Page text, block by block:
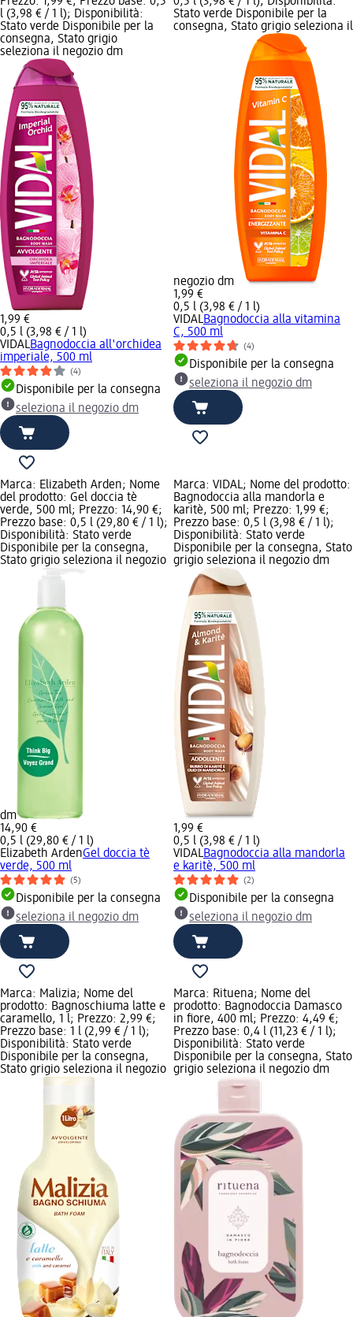
l (3,98 € / 1 l); Disponibilità:
Stato verde Disponibile per la
consegna, Stato grigio
seleziona il negozio dm
1,99 €
0,5 l (3,98 € / 1 l)
VIDALBagnodoccia all'orchidea
imperiale, 500 ml
(4)
Disponibile per la consegna
seleziona il negozio dm
Stato verde Disponibile per la
consegna, Stato grigio seleziona il
negozio dm
1,99 €
0,5 l (3,98 € / 1 l)
VIDALBagnodoccia alla vitamina
C, 500 ml
(4)
Disponibile per la consegna
seleziona il negozio dm
Marca: Elizabeth Arden; Nome
del prodotto: Gel doccia tè
verde, 500 ml; Prezzo: 14,90 €;
Prezzo base: 0,5 l (29,80 € / 1 l);
Disponibilità: Stato verde
Disponibile per la consegna,
Stato grigio seleziona il negozio
dm
14,90 €
0,5 l (29,80 € / 1 l)
Elizabeth ArdenGel doccia tè
verde, 500 ml
(5)
Disponibile per la consegna
seleziona il negozio dm
Marca: VIDAL; Nome del prodotto:
Bagnodoccia alla mandorla e
karitè, 500 ml; Prezzo: 1,99 €;
Prezzo base: 0,5 l (3,98 € / 1 l);
Disponibilità: Stato verde
Disponibile per la consegna, Stato
grigio seleziona il negozio dm
1,99 €
0,5 l (3,98 € / 1 l)
VIDALBagnodoccia alla mandorla
e karitè, 500 ml
(2)
Disponibile per la consegna
seleziona il negozio dm
Marca: Malizia; Nome del
prodotto: Bagnoschiuma latte e
caramello, 1 l; Prezzo: 2,99 €;
Prezzo base: 1 l (2,99 € / 1 l);
Disponibilità: Stato verde
Disponibile per la consegna,
Stato grigio seleziona il negozio
Marca: Rituena; Nome del
prodotto: Bagnodoccia Damasco
in fiore, 400 ml; Prezzo: 4,49 €;
Prezzo base: 0,4 l (11,23 € / 1 l);
Disponibilità: Stato verde
Disponibile per la consegna, Stato
grigio seleziona il negozio dm